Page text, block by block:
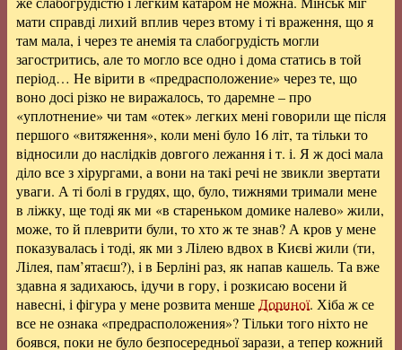
мати справді лихий вплив через втому і ті враження, що я
там мала, і через те анемія та слабогрудість могли
загостритись, але то могло все одно і дома статись в той
період… Не вірити в «предрасположение» через те, що
воно досі різко не виражалось, то даремне – про
«уплотнение» чи там «отек» легких мені говорили ще після
першого «витяження», коли мені було 16 літ, та тільки то
відносили до наслідків довгого лежання і т. і. Я ж досі мала
діло все з хірургами, а вони на такі речі не звикли звертати
уваги. А ті болі в грудях, що, було, тижнями тримали мене
в ліжку, ще тоді як ми «в стареньком домике налево» жили,
може, то й плеврити були, то хто ж те знав? А кров у мене
показувалась і тоді, як ми з Лілею вдвох в Києві жили (ти,
Лілея, пам’ятаєш?), і в Берліні раз, як напав кашель. Та вже
здавна я задихаюсь, ідучи в гору, і розкисаю восени й
навесні, і фігура у мене розвита менше Дориної. Хіба ж се
все не ознака «предрасположения»? Тільки того ніхто не
боявся, поки не було безпосередньої зарази, а тепер кожний